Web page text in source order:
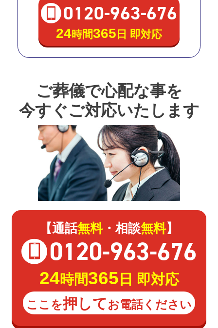
0120-963-676
24時間365 日 即対応
ご葬儀で心配な事を
今すぐご対応いたします
【通話無料・相談無料】
0120-963-676
24時間365 日 即対応
ここを押してお電話ください